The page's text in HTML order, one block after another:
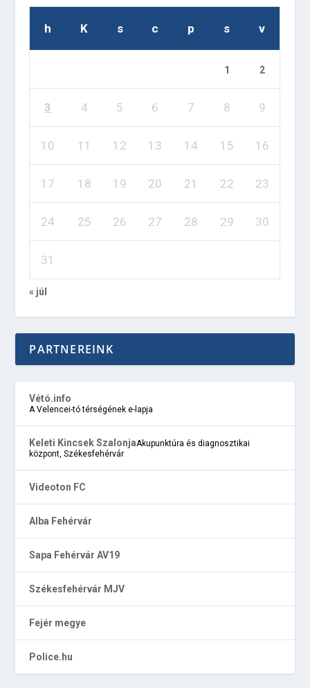
h K s c p s v
1 2
3 4 5 6 7 8 9
10 11 12 13 14 15 16
17 18 19 20 21 22 23
24 25 26 27 28 29 30
31
« júl
PARTNEREINK
Vétó.info
A Velencei-tó térségének e-lapja
Keleti Kincsek SzalonjaAkupunktúra és diagnosztikai
központ, Székesfehérvár
Videoton FC
Alba Fehérvár
Sapa Fehérvár AV19
Székesfehérvár MJV
Fejér megye
Police.hu